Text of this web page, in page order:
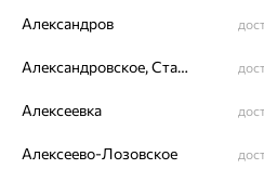
от 41 781
4 платежа по 10 445₽ с помощью
Александров
Александровское, Ставропольский край
Алексеевка
Алексеево-Лозовское